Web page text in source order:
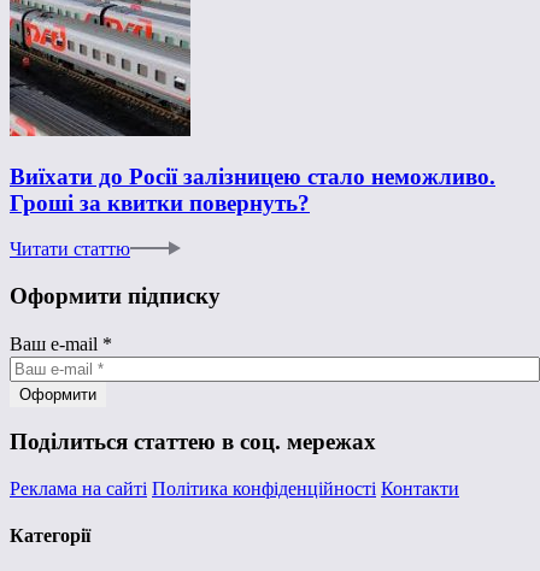
Виїхати до Росії залізницею стало неможливо.
Гроші за квитки повернуть?
Читати статтю
Оформити підписку
Ваш e-mail *
Поділиться статтею в соц. мережах
Реклама на сайті Політика конфіденційності Контакти
Категорії